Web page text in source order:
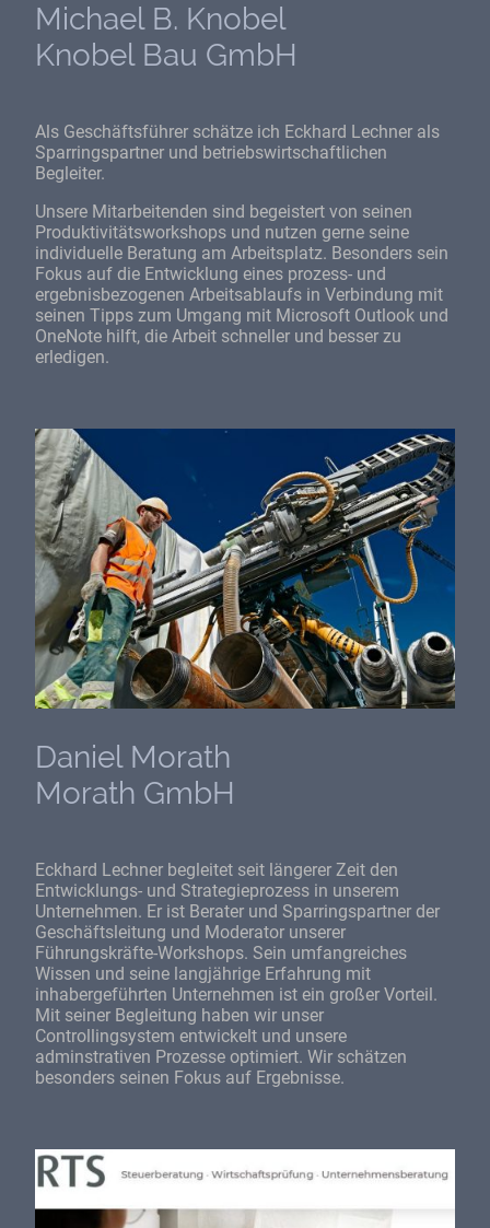
Michael B. Knobel
Knobel Bau GmbH
Als Geschäftsführer schätze ich Eckhard Lechner als
Sparringspartner und betriebswirtschaftlichen
Begleiter.
Unsere Mitarbeitenden sind begeistert von seinen
Produktivitätsworkshops und nutzen gerne seine
individuelle Beratung am Arbeitsplatz. Besonders sein
Fokus auf die Entwicklung eines prozess- und
ergebnisbezogenen Arbeitsablaufs in Verbindung mit
seinen Tipps zum Umgang mit Microsoft Outlook und
OneNote hilft, die Arbeit schneller und besser zu
erledigen.
Daniel Morath
Morath GmbH
Eckhard Lechner begleitet seit längerer Zeit den
Entwicklungs- und Strategieprozess in unserem
Unternehmen. Er ist Berater und Sparringspartner der
Geschäftsleitung und Moderator unserer
Führungskräfte-Workshops. Sein umfangreiches
Wissen und seine langjährige Erfahrung mit
inhabergeführten Unternehmen ist ein großer Vorteil.
Mit seiner Begleitung haben wir unser
Controllingsystem entwickelt und unsere
adminstrativen Prozesse optimiert. Wir schätzen
besonders seinen Fokus auf Ergebnisse.